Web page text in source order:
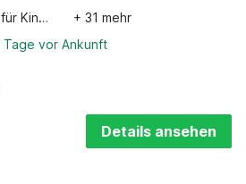
Spaß für Kinder
+ 31 mehr
Tage vor Ankunft
Details ansehen